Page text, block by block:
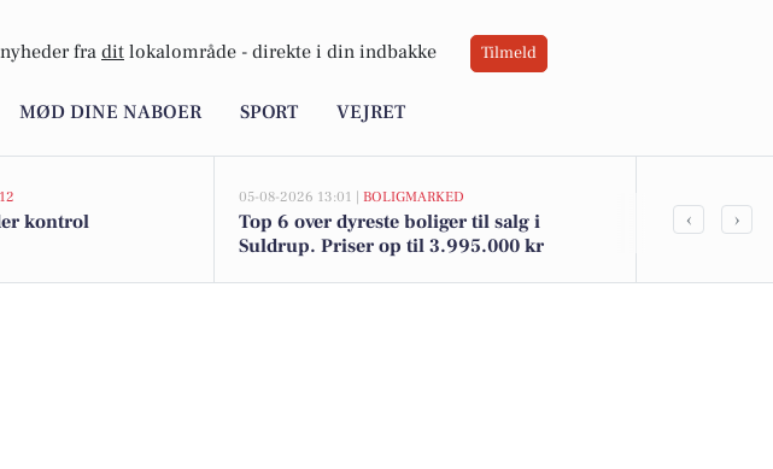
fra dit lokalområde - direkte i din indbakke Tilmeld
MØD DINE NABOER SPORT VEJRET
kontrol
05-08-2026 13:01 | BOLIGMARKED
Top 6 over dyreste boliger til salg i
Suldrup. Priser op til 3.995.000 kr
Sanne
‹ ›